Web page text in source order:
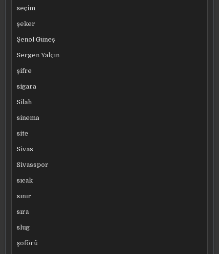
seçim
şeker
Şenol Güneş
Sergen Yalçın
şifre
sigara
Silah
sinema
site
Sivas
Sivasspor
sıcak
sınır
sıra
slug
şoförü